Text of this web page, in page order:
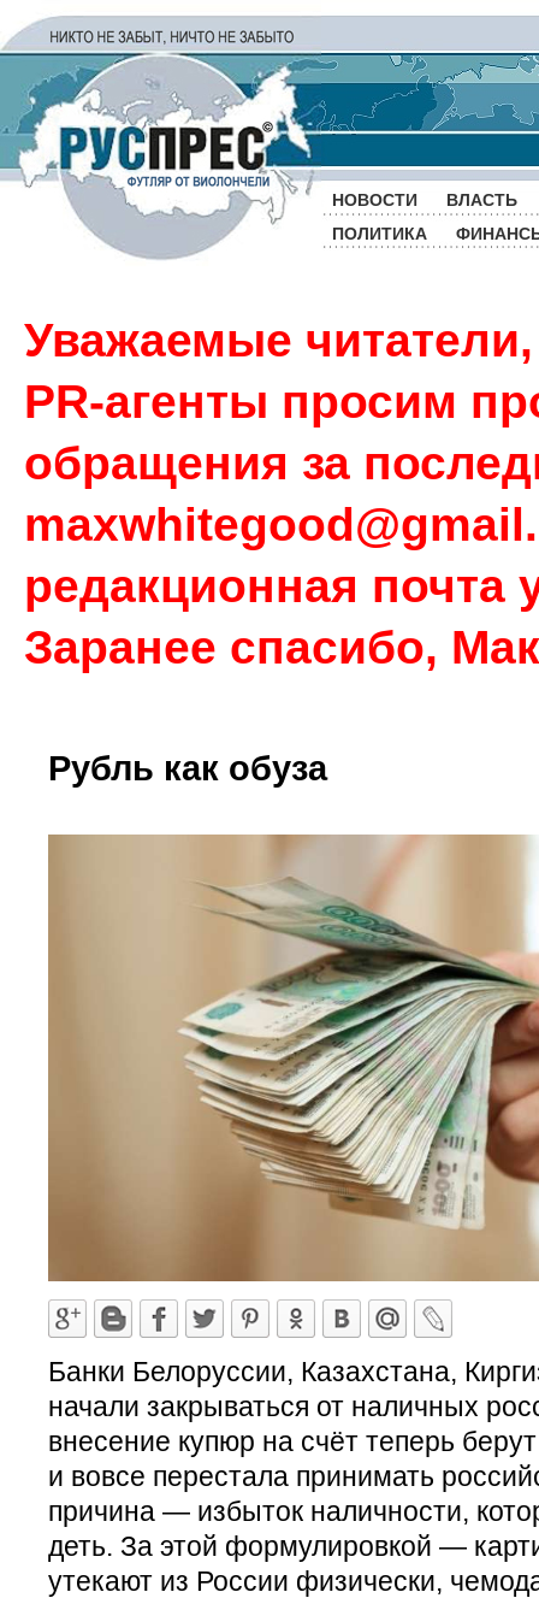
НОВОСТИ
ВЛАСТЬ
ПОЛИТИКА
Уважаемые
PR-агенты просим
обращения за
редакционная почта
Заранее спасибо,
Рубль как обуза
Банки Белоруссии, Казахстана,
начали закрываться от наличных
внесение купюр на счёт теперь
и вовсе перестала принимать
причина — избыток наличности,
деть. За этой формулировкой —
утекают из России физически,